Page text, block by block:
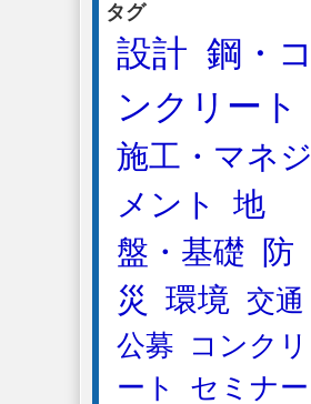
タグ
設計 鋼・コ
ンクリート
施工・マネジ
メント
地
盤・基礎
防
災
環境 交通
公募
コンクリ
ート
セミナー